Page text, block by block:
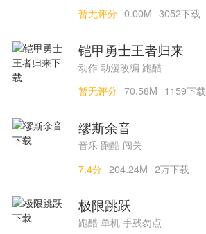
暂无评分 0.00M 3052下载
铠甲勇士王者归来
动作 动漫改编 跑酷
暂无评分 70.58M 1159下载
缪斯余音
音乐 跑酷 闯关
7.4分 204.24M 2万下载
极限跳跃
跑酷 单机 手残勿点